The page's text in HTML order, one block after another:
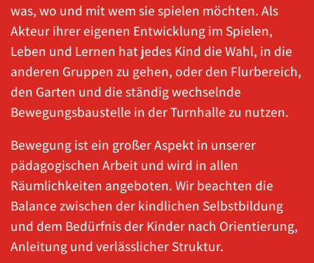
was, wo und mit wem sie spielen möchten. Als
Akteur ihrer eigenen Entwicklung im Spielen,
Leben und Lernen hat jedes Kind die Wahl, in die
anderen Gruppen zu gehen, oder den Flurbereich,
den Garten und die ständig wechselnde
Bewegungsbaustelle in der Turnhalle zu nutzen.
Bewegung ist ein großer Aspekt in unserer
pädagogischen Arbeit und wird in allen
Räumlichkeiten angeboten. Wir beachten die
Balance zwischen der kindlichen Selbstbildung
und dem Bedürfnis der Kinder nach Orientierung,
Anleitung und verlässlicher Struktur.